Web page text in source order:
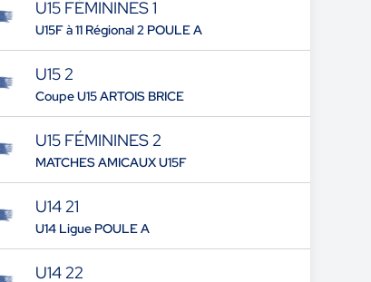
U15 FÉMININES 1
U15F à 11 Régional 2 POULE A
U15 2
Coupe U15 ARTOIS BRICE
U15 FÉMININES 2
MATCHES AMICAUX U15F
U14 21
U14 Ligue POULE A
U14 22